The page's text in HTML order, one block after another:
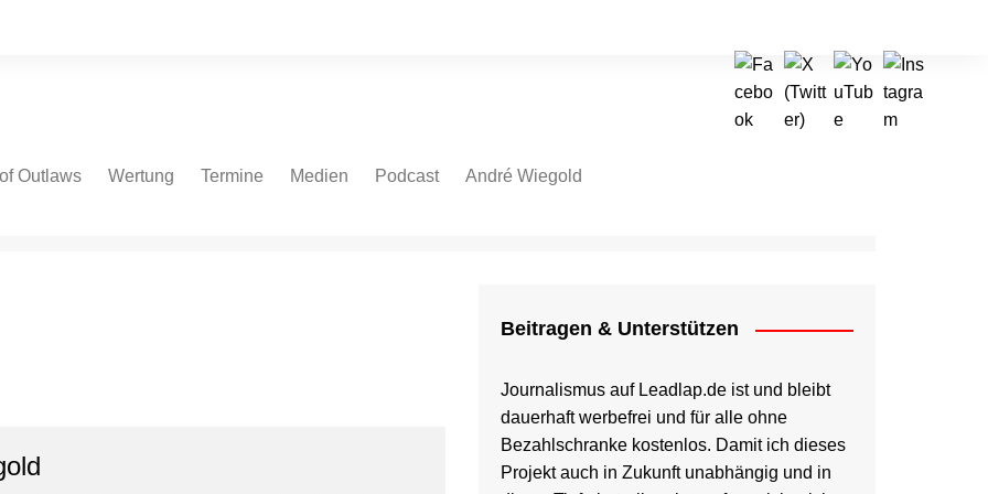
Outlaws Wertung Termine Medien Podcast André Wiegold
Beitragen & Unterstützen
Journalismus auf Leadlap.de ist und bleibt
dauerhaft werbefrei und für alle ohne
Bezahlschranke kostenlos. Damit ich dieses
Projekt auch in Zukunft unabhängig und in